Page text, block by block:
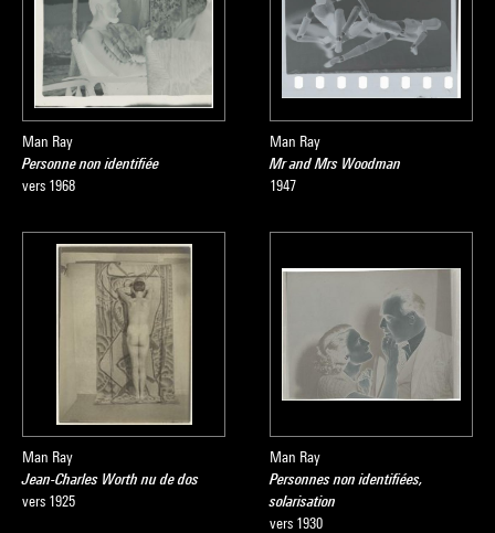
Man Ray
Personne non identifiée
vers 1968
Man Ray
Mr and Mrs Woodman
1947
Man Ray
Jean-Charles Worth nu de dos
vers 1925
Man Ray
Personnes non identifiées,
solarisation
vers 1930